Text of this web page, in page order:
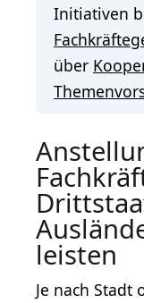
Initiativen
über
leisten
Je nach Stadt